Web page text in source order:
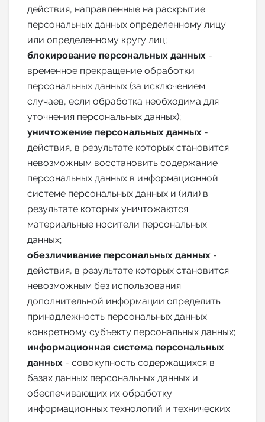
действия, направленные на раскрытие
персональных данных определенному лицу
или определенному кругу лиц;
блокирование персональных данных -
временное прекращение обработки
персональных данных (за исключением
случаев, если обработка необходима для
уточнения персональных данных);
уничтожение персональных данных -
действия, в результате которых становится
невозможным восстановить содержание
персональных данных в информационной
системе персональных данных и (или) в
результате которых уничтожаются
материальные носители персональных
данных;
обезличивание персональных данных -
действия, в результате которых становится
невозможным без использования
дополнительной информации определить
принадлежность персональных данных
конкретному субъекту персональных данных;
информационная система персональных
данных - совокупность содержащихся в
базах данных персональных данных и
обеспечивающих их обработку
информационных технологий и технических